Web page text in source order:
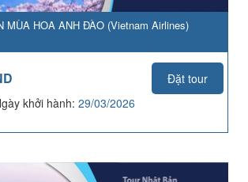
MÙA HOA ANH ĐÀO (Vietnam Airlines)
Đặt tour
khởi hành: 29/03/2026